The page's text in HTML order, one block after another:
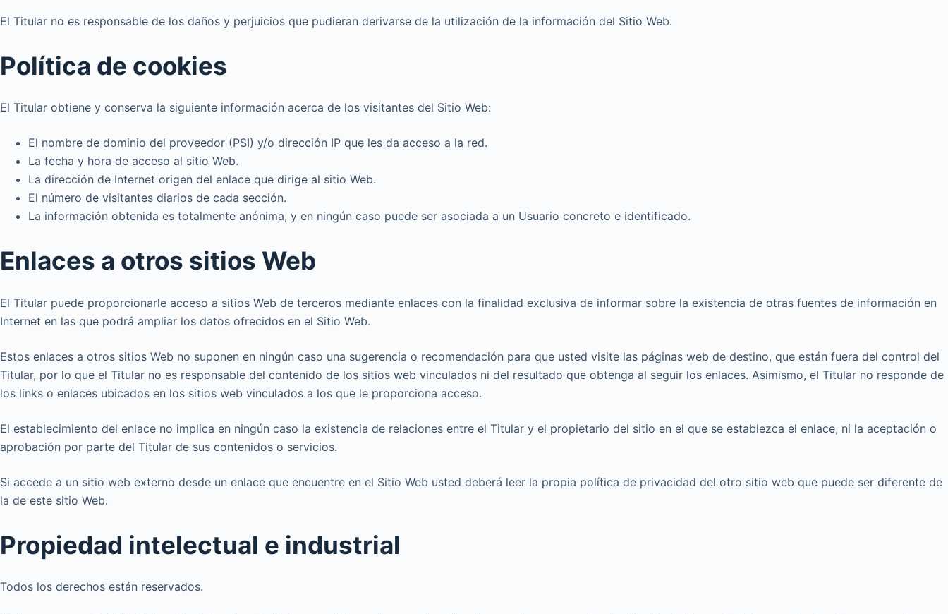
El Titular no es responsable de los daños y perjuicios que pudieran derivarse de la utilización de la información del Sitio Web.
Política de cookies
El Titular obtiene y conserva la siguiente información acerca de los visitantes del Sitio Web:
El nombre de dominio del proveedor (PSI) y/o dirección IP que les da acceso a la red.
La fecha y hora de acceso al sitio Web.
La dirección de Internet origen del enlace que dirige al sitio Web.
El número de visitantes diarios de cada sección.
La información obtenida es totalmente anónima, y en ningún caso puede ser asociada a un Usuario concreto e identificado.
Enlaces a otros sitios Web
El Titular puede proporcionarle acceso a sitios Web de terceros mediante enlaces con la finalidad exclusiva de informar sobre la existencia de otras fuentes de información en
Internet en las que podrá ampliar los datos ofrecidos en el Sitio Web.
Estos enlaces a otros sitios Web no suponen en ningún caso una sugerencia o recomendación para que usted visite las páginas web de destino, que están fuera del control del
Titular, por lo que el Titular no es responsable del contenido de los sitios web vinculados ni del resultado que obtenga al seguir los enlaces. Asimismo, el Titular no responde de
los links o enlaces ubicados en los sitios web vinculados a los que le proporciona acceso.
El establecimiento del enlace no implica en ningún caso la existencia de relaciones entre el Titular y el propietario del sitio en el que se establezca el enlace, ni la aceptación o
aprobación por parte del Titular de sus contenidos o servicios.
Si accede a un sitio web externo desde un enlace que encuentre en el Sitio Web usted deberá leer la propia política de privacidad del otro sitio web que puede ser diferente de
la de este sitio Web.
Propiedad intelectual e industrial
Todos los derechos están reservados.